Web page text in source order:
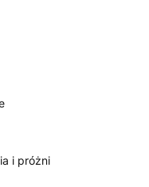
i próżni